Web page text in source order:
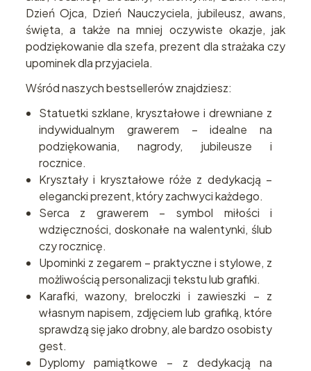
Dzień Ojca, Dzień Nauczyciela, jubileusz, awans,
święta, a także na mniej oczywiste okazje, jak
podziękowanie dla szefa, prezent dla strażaka czy
upominek dla przyjaciela.
Wśród naszych bestsellerów znajdziesz:
Statuetki szklane, kryształowe i drewniane z
indywidualnym grawerem – idealne na
podziękowania, nagrody, jubileusze i
rocznice.
Kryształy i kryształowe róże z dedykacją –
elegancki prezent, który zachwyci każdego.
Serca z grawerem – symbol miłości i
wdzięczności, doskonałe na walentynki, ślub
czy rocznicę.
Upominki z zegarem – praktyczne i stylowe, z
możliwością personalizacji tekstu lub grafiki.
Karafki, wazony, breloczki i zawieszki – z
własnym napisem, zdjęciem lub grafiką, które
sprawdzą się jako drobny, ale bardzo osobisty
gest.
Dyplomy pamiątkowe – z dedykacją na